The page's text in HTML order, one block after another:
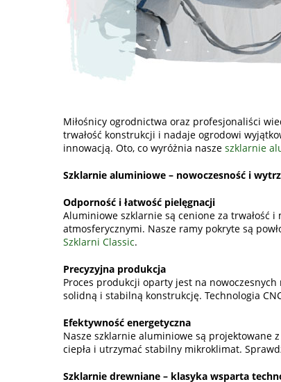
Miłośnicy ogrodnictwa oraz profesjonaliści
trwałość konstrukcji i nadaje ogrodowi
innowacją. Oto, co wyróżnia nasze szklarnie
Szklarnie aluminiowe – nowoczesność i
Odporność i łatwość pielęgnacji
Aluminiowe szklarnie są cenione za
atmosferycznymi. Nasze ramy pokryte są
Szklarni Classic.
Precyzyjna produkcja
Proces produkcji oparty jest na
solidną i stabilną konstrukcję. Technologia
Efektywność energetyczna
Nasze szklarnie aluminiowe są projektowane
ciepła i utrzymać stabilny mikroklimat.
Szklarnie drewniane – klasyka wsparta